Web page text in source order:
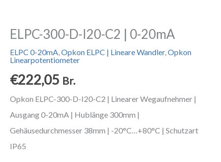
ELPC-300-D-I20-C2 | 0-20mA
ELPC 0-20mA,Opkon ELPC | Lineare Wandler,Opkon
Linearpotentiometer
€222,05 Br.
Opkon ELPC-300-D-I20-C2 | Linearer Wegaufnehmer |
Ausgang 0-20mA | Hublänge 300mm |
Gehäusedurchmesser 38mm | -20°C…+80°C | Schutzart
IP65